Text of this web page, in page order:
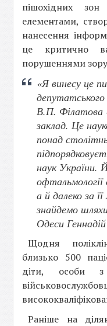
пішохідних
елементами,
нанесення
це критично
порушеннями
«Я винесу це
В.П. Філатова
заклад. Це
понад
наук України.
офтальмології
а й далеко за
знайдемо
Одеси
Щодня
близько 500
діти, особи з
Раніше на